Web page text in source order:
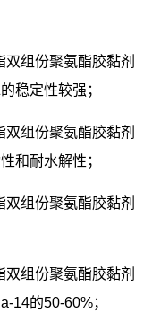
组份聚氨酯胶黏剂
稳定性较强；
组份聚氨酯胶黏剂
和耐水解性；
组份聚氨酯胶黏剂
组份聚氨酯胶黏剂
14的50-60%；